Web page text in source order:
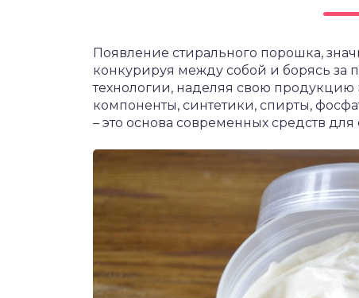
Появление стирального порошка,
конкурируя между собой и борясь за
технологии, наделяя свою
компоненты, синтетики, спирты,
– это основа современных средств для